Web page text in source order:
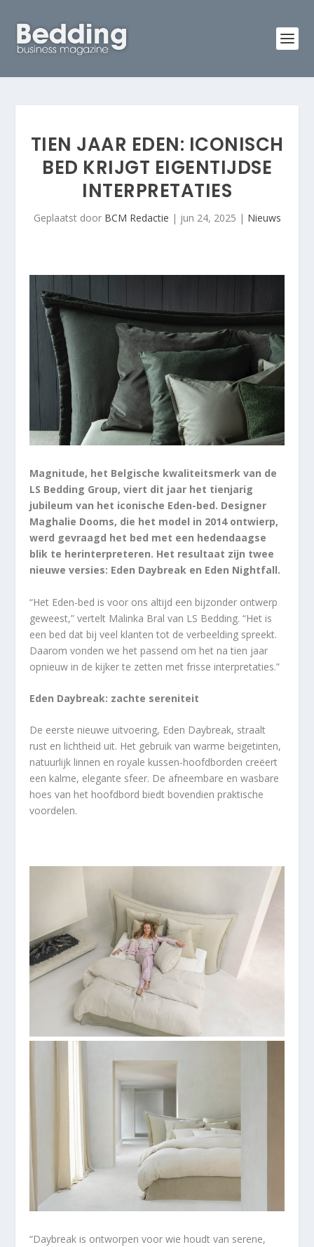
TIEN JAAR EDEN: ICONISCH
BED KRIJGT EIGENTIJDSE
INTERPRETATIES
Geplaatst door BCM Redactie | jun 24, 2025 | Nieuws
Magnitude, het Belgische kwaliteitsmerk van de
LS Bedding Group, viert dit jaar het tienjarig
jubileum van het iconische Eden-bed. Designer
Maghalie Dooms, die het model in 2014 ontwierp,
werd gevraagd het bed met een hedendaagse
blik te herinterpreteren. Het resultaat zijn twee
nieuwe versies: Eden Daybreak en Eden Nightfall.
“Het Eden-bed is voor ons altijd een bijzonder ontwerp
geweest,” vertelt Malinka Bral van LS Bedding. “Het is
een bed dat bij veel klanten tot de verbeelding spreekt.
Daarom vonden we het passend om het na tien jaar
opnieuw in de kijker te zetten met frisse interpretaties.”
Eden Daybreak: zachte sereniteit
De eerste nieuwe uitvoering, Eden Daybreak, straalt
rust en lichtheid uit. Het gebruik van warme beigetinten,
natuurlijk linnen en royale kussen-hoofdborden creëert
een kalme, elegante sfeer. De afneembare en wasbare
hoes van het hoofdbord biedt bovendien praktische
voordelen.
“Daybreak is ontworpen voor wie houdt van serene,